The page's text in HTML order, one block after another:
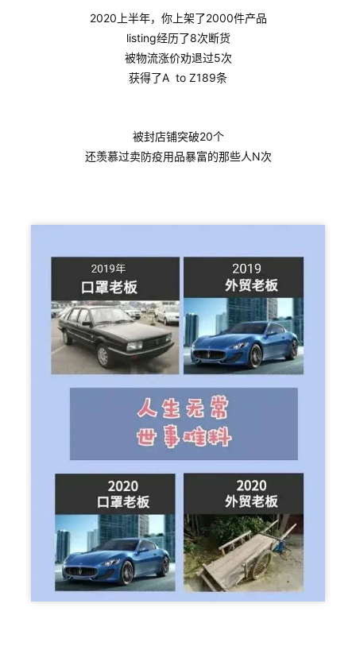
2020上半年，你上架了2000件产品
listing经历了8次断货
被物流涨价劝退过5次
获得了A to Z189条
被封店铺突破20个
还羡慕过卖防疫用品暴富的那些人N次